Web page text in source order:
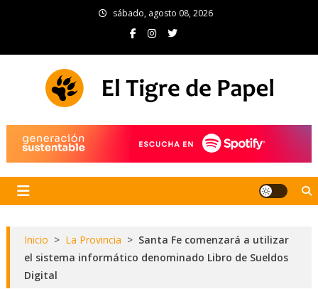
sábado, agosto 08, 2026
Inicio > La Provincia > Santa Fe comenzará a utilizar
el sistema informático denominado Libro de Sueldos
Digital